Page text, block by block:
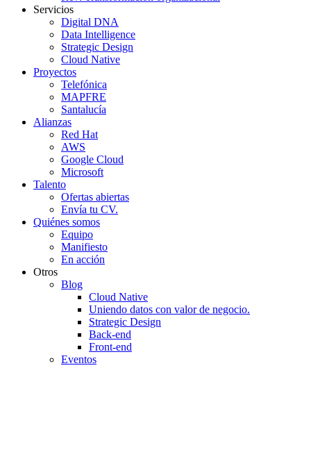
Servicios
Digital DNA
Data Intelligence
Strategic Design
Cloud Native
Proyectos
Telefónica
MAPFRE
Santalucía
Alianzas
Red Hat
AWS
Google Cloud
Microsoft
Talento
Ofertas abiertas
Envía tu CV.
Quiénes somos
Equipo
Manifiesto
En acción
Otros
Blog
Cloud Native
Uniendo datos con valor de negocio.
Strategic Design
Back-end
Front-end
Eventos